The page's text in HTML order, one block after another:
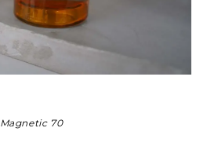
Magnetic 70